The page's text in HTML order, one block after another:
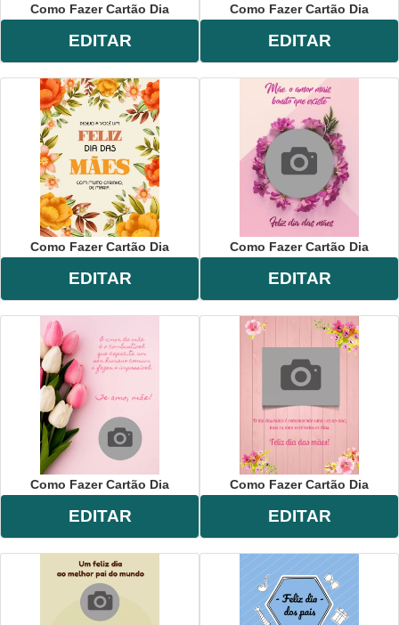
Como Fazer Cartão Dia
EDITAR
Como Fazer Cartão Dia
EDITAR
Como Fazer Cartão Dia
EDITAR
Como Fazer Cartão Dia
EDITAR
Como Fazer Cartão Dia
EDITAR
Como Fazer Cartão Dia
EDITAR